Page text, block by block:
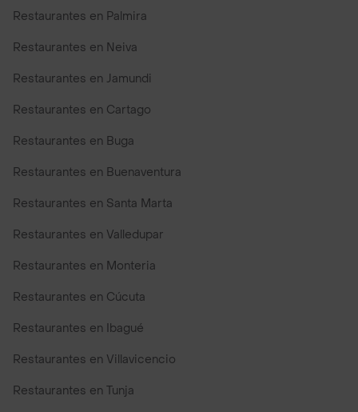
Restaurantes en Palmira
Restaurantes en Neiva
Restaurantes en Jamundi
Restaurantes en Cartago
Restaurantes en Buga
Restaurantes en Buenaventura
Restaurantes en Santa Marta
Restaurantes en Valledupar
Restaurantes en Monteria
Restaurantes en Cúcuta
Restaurantes en Ibagué
Restaurantes en Villavicencio
Restaurantes en Tunja